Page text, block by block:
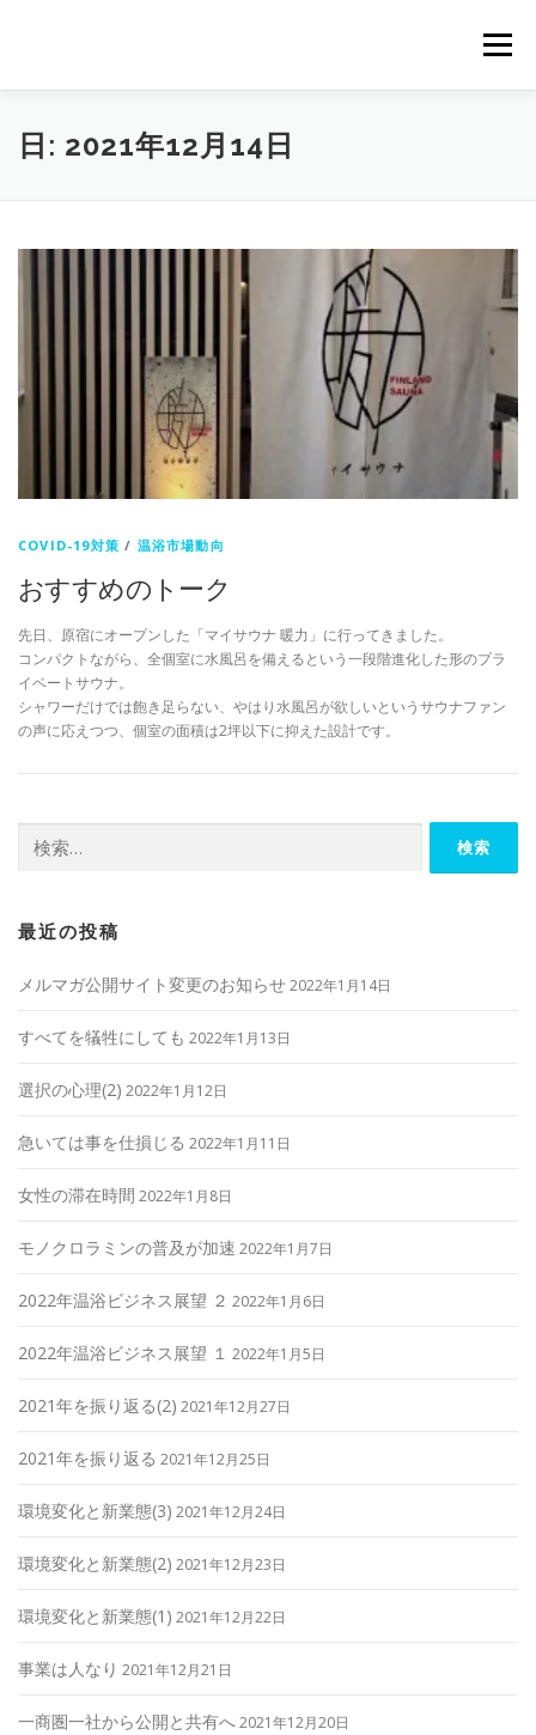
メニュー
｜HOME｜ 緊急無料公開記事
日: 2021年12月14日
COVID-19対策 / 温浴市場動向
おすすめのトーク
先日、原宿にオープンした「マイサウナ 暖力」に行ってきました。
コンパクトながら、全個室に水風呂を備えるという一段階進化した形のプラ
イベートサウナ。
シャワーだけでは飽き足らない、やはり水風呂が欲しいというサウナファン
の声に応えつつ、個室の面積は2坪以下に抑えた設計です。
索:
最近の投稿
メルマガ公開サイト変更のお知らせ2022年1月14日
すべてを犠牲にしても 2022年1月13日
選択の心理(2) 2022年1月12日
急いては事を仕損じる 2022年1月11日
女性の滞在時間 2022年1月8日
モノクロラミンの普及が加速 2022年1月7日
2022年温浴ビジネス展望 ２ 2022年1月6日
2022年温浴ビジネス展望 １ 2022年1月5日
2021年を振り返る(2) 2021年12月27日
2021年を振り返る 2021年12月25日
環境変化と新業態(3) 2021年12月24日
環境変化と新業態(2) 2021年12月23日
環境変化と新業態(1) 2021年12月22日
事業は人なり 2021年12月21日
一商圏一社から公開と共有へ2021年12月20日